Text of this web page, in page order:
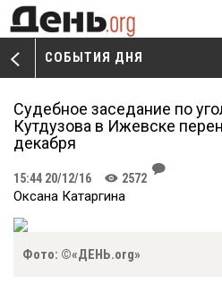
СОБЫТИЯ ДНЯ
W
Судебное заседание по
Кутдузова в Ижевске
декабря
15:44 20/12/16 K 2572
J
Оксана Катаргина
Фото: ©«ДЕНЬ.org»